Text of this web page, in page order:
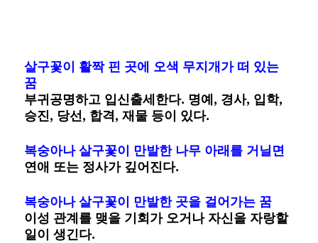
살구꽃이 활짝 핀 곳에 오색 무지개가 떠 있는
꿈
부귀공명하고 입신출세한다. 명예, 경사, 입학,
승진, 당선, 합격, 재물 등이 있다.
복숭아나 살구꽃이 만발한 나무 아래를 거닐면
연애 또는 정사가 깊어진다.
복숭아나 살구꽃이 만발한 곳을 걸어가는 꿈
이성 관계를 맺을 기회가 오거나 자신을 자랑할
일이 생긴다.